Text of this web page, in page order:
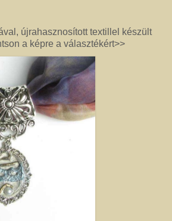
készült ékszernél nem csak a kő színe és
mit kíván a kő, és hogyan lehet biztossá tenni
tudom garantálni, hogy az adott modellből
lesznek, ha a kövek ugyanolyan formára
egyformán. (Többek között ettől és az alkotói
Harmónia Ékszer.) A kőbefoglalásos
valódi ásvány, féldrágakő, kristály
így a gyógyító kövek minden vélt vagy tapasztalt
(Néha gyöngy, strassz vagy fém díszítést is
még egyedibb legyen. Sőt, ásvány nélkül,
is tudok szépséget alkotni. Ezt később mutatom
valóban egyedi ékszert magának, akkor ebben a
amely kiemeli egyénisége szépségét. Ha
fel ezt az oldalt, akkor jó helyen jár. Az egyedi,
mindig értéket képvisel. Remek ajándék
újrahasznosított textillel készült
a képre a választékért>>